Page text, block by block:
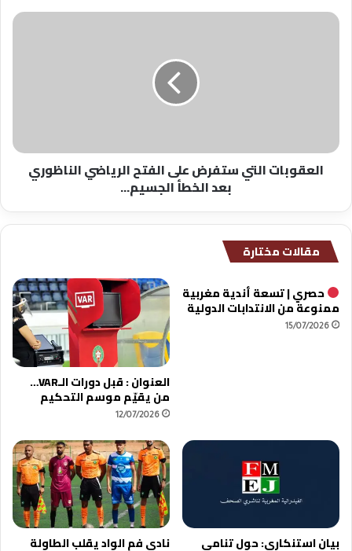
العقوبات
الخطأ
الجسيم...
العقوبات التي ستفرض على الفتح الرياضي الناظوري
بعد الخطأ الجسيم...
مقالات مختارة
حصري | تسعة أندية مغربية
ممنوعة من الانتدابات الدولية
15/07/2026
العنوان : قبل دورات الـVAR…
من يقيّم موسم التحكيم
12/07/2026
بيان استنكاري: حول تنامي نادي فم الواد يقلب الطاولة